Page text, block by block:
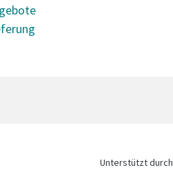
Unterstützt durch